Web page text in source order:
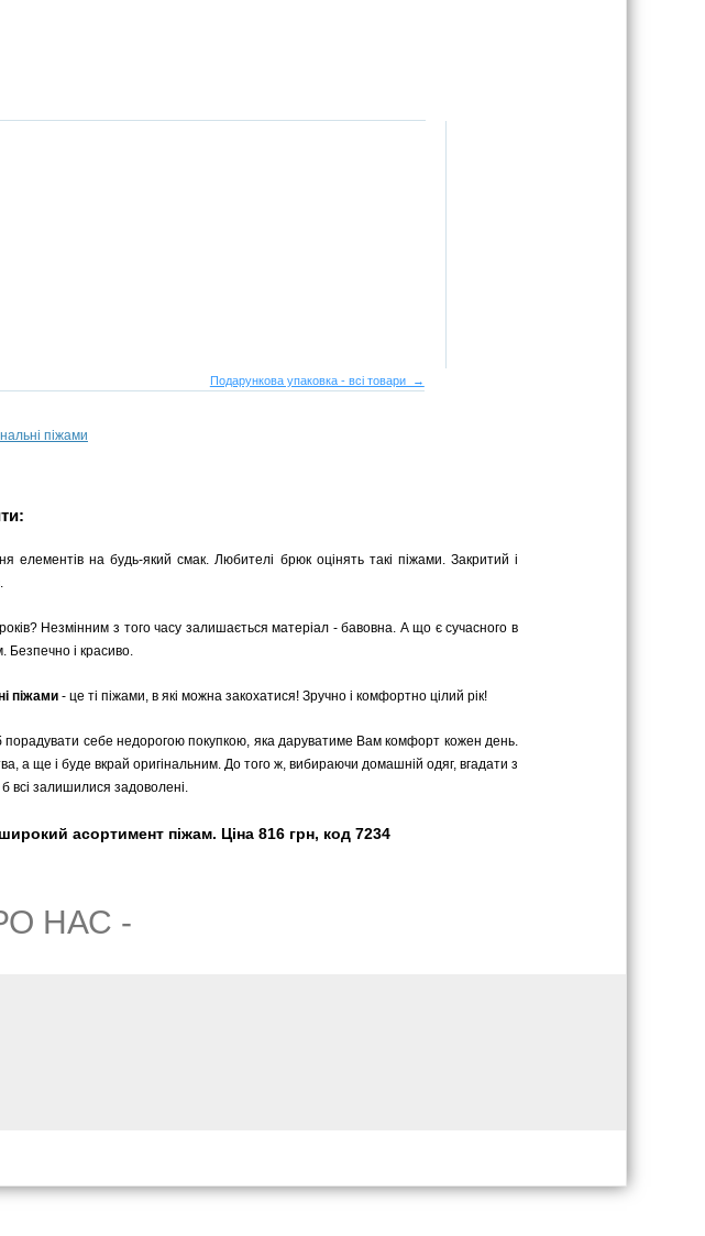
Подарункова упаковка - всі товари →
піжами
елементів на будь-який смак. Любителі брюк оцінять такі піжами. Закритий і
Незмінним з того часу залишається матеріал - бавовна. А що є сучасного в
Безпечно і красиво.
піжами - це ті піжами, в які можна закохатися! Зручно і комфортно цілий рік!
себе недорогою покупкою, яка даруватиме Вам комфорт кожен день.
а ще і буде вкрай оригінальним. До того ж, вибираючи домашній одяг, вгадати з
всі залишилися задоволені.
асортимент піжам. Ціна 816 грн, код 7234
НАС -